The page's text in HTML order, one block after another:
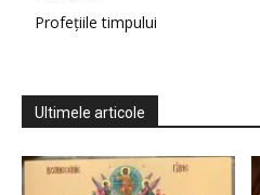
Profețiile timpului
Ultimele articole